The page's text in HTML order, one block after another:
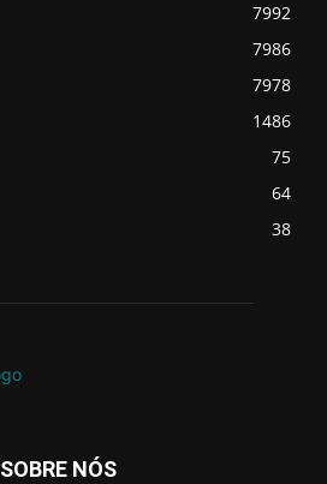
7992
7986
7978
1486
75
64
38
SOBRE NÓS